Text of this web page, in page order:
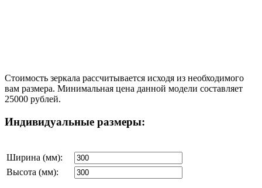
Стоимость зеркала рассчитывается исходя из необходимого
вам размера. Минимальная цена данной модели составляет
25000 рублей.
Индивидуальные размеры:
Ширина (мм):
Высота (мм):